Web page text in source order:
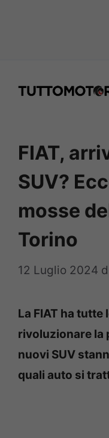
FIAT,
SUV?
mosse
Torino
12 Luglio 2024
La FIAT ha
rivoluzionare la
nuovi SUV
quali auto si